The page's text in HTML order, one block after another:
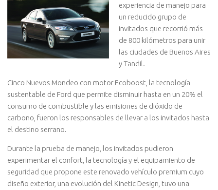
experiencia de manejo para
un reducido grupo de
invitados que recorrió más
de 800 kilómetros para unir
las ciudades de Buenos Aires
y Tandil.
Cinco Nuevos Mondeo con motor Ecoboost, la tecnología
sustentable de Ford que permite disminuir hasta en un 20% el
consumo de combustible y las emisiones de dióxido de
carbono, fueron los responsables de llevar a los invitados hasta
el destino serrano.
Durante la prueba de manejo, los invitados pudieron
experimentar el confort, la tecnología y el equipamiento de
seguridad que propone este renovado vehículo premium cuyo
diseño exterior, una evolución del Kinetic Design, tuvo una